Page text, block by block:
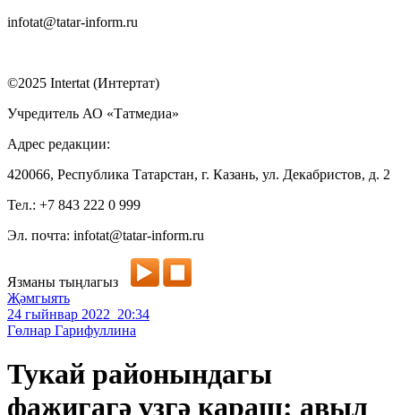
infotat@tatar-inform.ru
©2025 Intertat (Интертат)
Учредитель АО «Татмедиа»
Адрес редакции:
420066, Республика Татарстан, г. Казань, ул. Декабристов, д. 2
Тел.: +7 843 222 0 999
Эл. почта: infotat@tatar-inform.ru
Язманы тыңлагыз
Җәмгыять
24 гыйнвар 2022 20:34
Гөлнар Гарифуллина
Тукай районындагы
фаҗигагә үзгә караш: авыл